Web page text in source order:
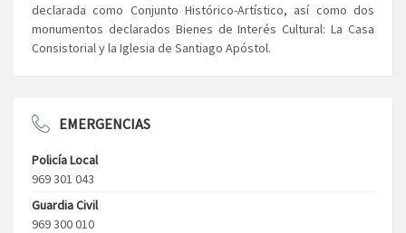
declarada como Conjunto Histórico-Artístico, así como dos
monumentos declarados Bienes de Interés Cultural: La Casa
Consistorial y la Iglesia de Santiago Apóstol.
EMERGENCIAS
Policía Local
969 301 043
Guardia Civil
969 300 010